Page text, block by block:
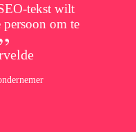
tekst wilt
persoon om te